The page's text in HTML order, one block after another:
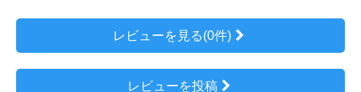
レビューを見る(0件)
レビューを投稿